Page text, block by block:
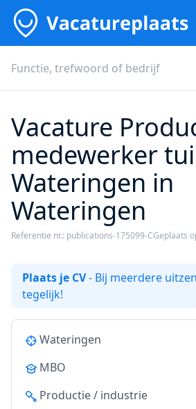
Vacature
medewerker
Wateringen in
Wateringen
Referentie nr.: publications-175099-CGeplaats
Plaats je CV- Bij meerdere
tegelijk!
Wateringen
MBO
Productie / industrie